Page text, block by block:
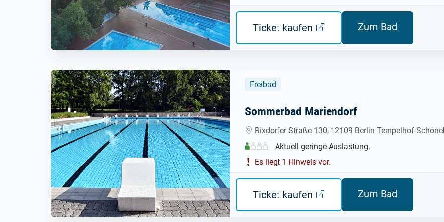
Ticket kaufen Zum Bad
Freibad
Sommerbad Mariendorf
Rixdorfer Straße 130, 12109 Berlin Tempelhof-
Aktuell geringe Auslastung.
Es liegt 1 Hinweis vor.
Ticket kaufen Zum Bad